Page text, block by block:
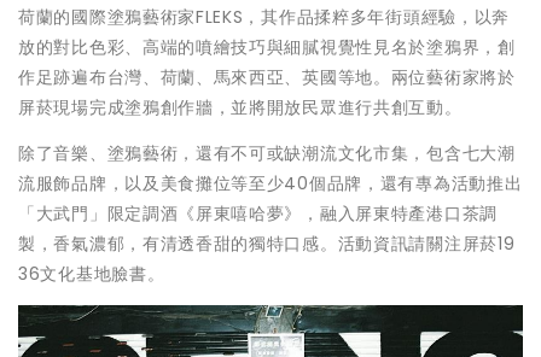
荷蘭的國際塗鴉藝術家FLEKS，其作品揉粹多年街頭經驗，以奔
放的對比色彩、高端的噴繪技巧與細膩視覺性見名於塗鴉界，創
作足跡遍布台灣、荷蘭、馬來西亞、英國等地。兩位藝術家將於
屏菸現場完成塗鴉創作牆，並將開放民眾進行共創互動。
除了音樂、塗鴉藝術，還有不可或缺潮流文化市集，包含七大潮
流服飾品牌，以及美食攤位等至少40個品牌，還有專為活動推出
「大武門」限定調酒《屏東嘻哈夢》，融入屏東特產港口茶調
製，香氣濃郁，有清透香甜的獨特口感。活動資訊請關注屏菸19
36文化基地臉書。